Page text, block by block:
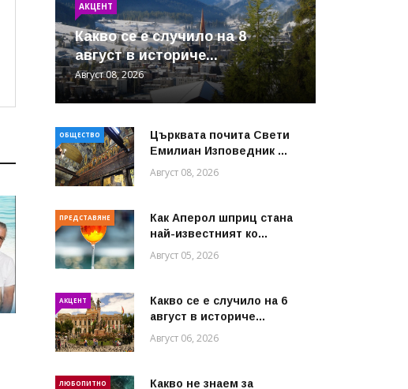
АКЦЕНТ
Какво се е случило на 8
август в историче...
Август 08, 2026
ОБЩЕСТВО
Църквата почита Свeти
Емилиан Изповедник ...
Август 08, 2026
ПРЕДСТАВЯНЕ
Как Аперол шприц стана
най-известният ко...
Август 05, 2026
АКЦЕНТ
Какво се е случило на 6
август в историче...
Август 06, 2026
ЛЮБОПИТНО Какво не знаем за